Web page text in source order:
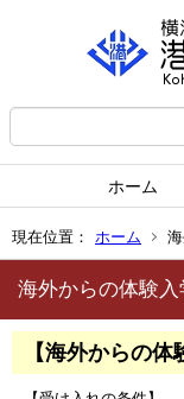
ホーム
現在位置： ホーム
海外からの体験入
【海外からの体